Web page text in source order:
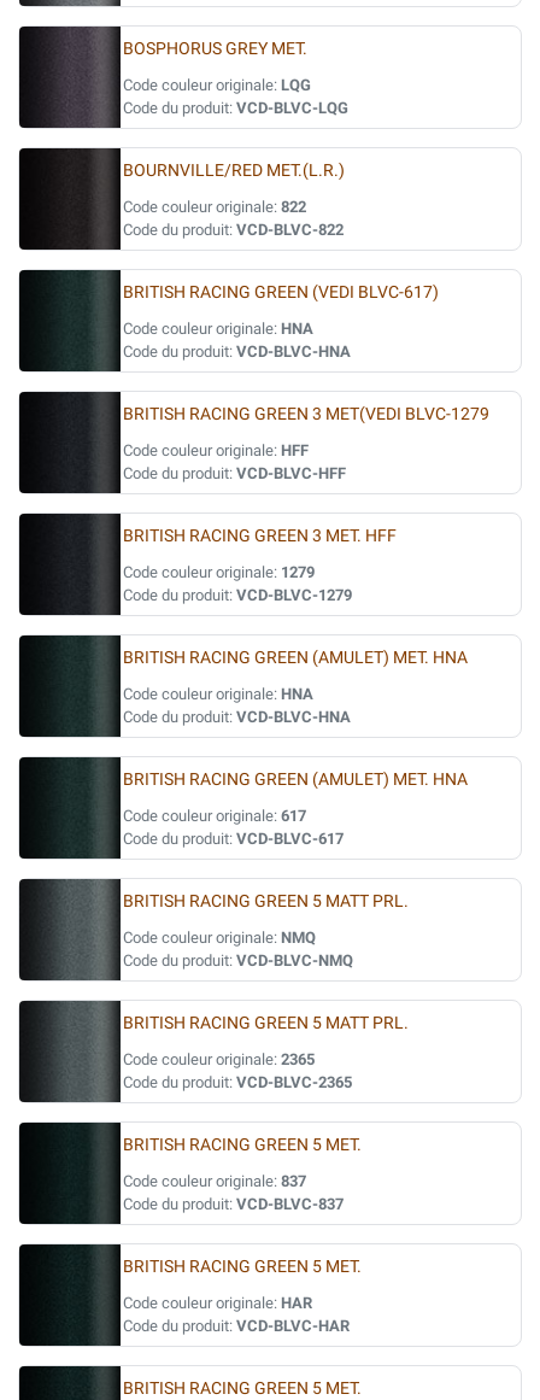
BOSPHORUS GREY MET.
Code couleur originale: LQG
Code du produit: VCD-BLVC-LQG
BOURNVILLE/RED MET.(L.R.)
Code couleur originale: 822
Code du produit: VCD-BLVC-822
BRITISH RACING GREEN (VEDI BLVC-617)
Code couleur originale: HNA
Code du produit: VCD-BLVC-HNA
BRITISH RACING GREEN 3 MET(VEDI BLVC-1279
Code couleur originale: HFF
Code du produit: VCD-BLVC-HFF
BRITISH RACING GREEN 3 MET. HFF
Code couleur originale: 1279
Code du produit: VCD-BLVC-1279
BRITISH RACING GREEN (AMULET) MET. HNA
Code couleur originale: HNA
Code du produit: VCD-BLVC-HNA
BRITISH RACING GREEN (AMULET) MET. HNA
Code couleur originale: 617
Code du produit: VCD-BLVC-617
BRITISH RACING GREEN 5 MATT PRL.
Code couleur originale: NMQ
Code du produit: VCD-BLVC-NMQ
BRITISH RACING GREEN 5 MATT PRL.
Code couleur originale: 2365
Code du produit: VCD-BLVC-2365
BRITISH RACING GREEN 5 MET.
Code couleur originale: 837
Code du produit: VCD-BLVC-837
BRITISH RACING GREEN 5 MET.
Code couleur originale: HAR
Code du produit: VCD-BLVC-HAR
BRITISH RACING GREEN 5 MET.